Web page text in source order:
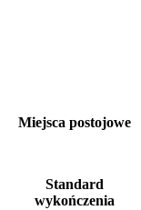
Miejsca postojowe
Standard
wykończenia